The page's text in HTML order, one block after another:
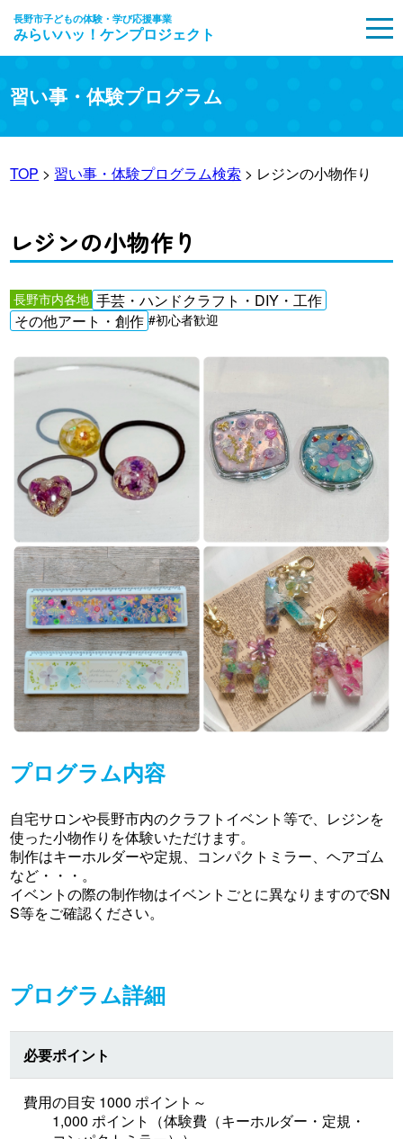
長野市子どもの体験・学び応援事業
みらいハッ！ケンプロジェクト
習い事・体験プログラム
TOP > 習い事・体験プログラム検索 > レジンの小物作り
レジンの小物作り
長野市内各地 手芸・ハンドクラフト・DIY・工作
その他アート・創作 #初心者歓迎
プログラム内容
自宅サロンや長野市内のクラフトイベント等で、レジンを
使った小物作りを体験いただけます。
制作はキーホルダーや定規、コンパクトミラー、ヘアゴム
など・・・。
イベントの際の制作物はイベントごとに異なりますのでSN
S等をご確認ください。
プログラム詳細
必要ポイント
費用の目安 1000 ポイント～
1,000 ポイント（体験費（キーホルダー・定規・